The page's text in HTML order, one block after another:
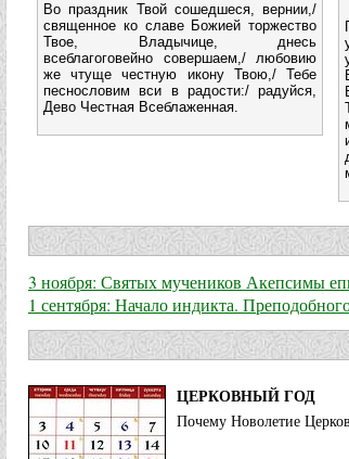
Во праздник Твой сошедшеся, вернии,/
священное ко славе Божией торжество
Твое, Владычице, днесь
всеблагоговейно совершаем,/ любовию
же чтуще честную икону Твою,/ Тебе
песнословим вси в радости:/ радуйся,
Дево Честная Всеблаженная.
3 ноября: Святых мучеников Акепсимы
1 сентября: Начало индикта.
ЦЕРКОВНЫЙ ГОД
Почему Новолетие